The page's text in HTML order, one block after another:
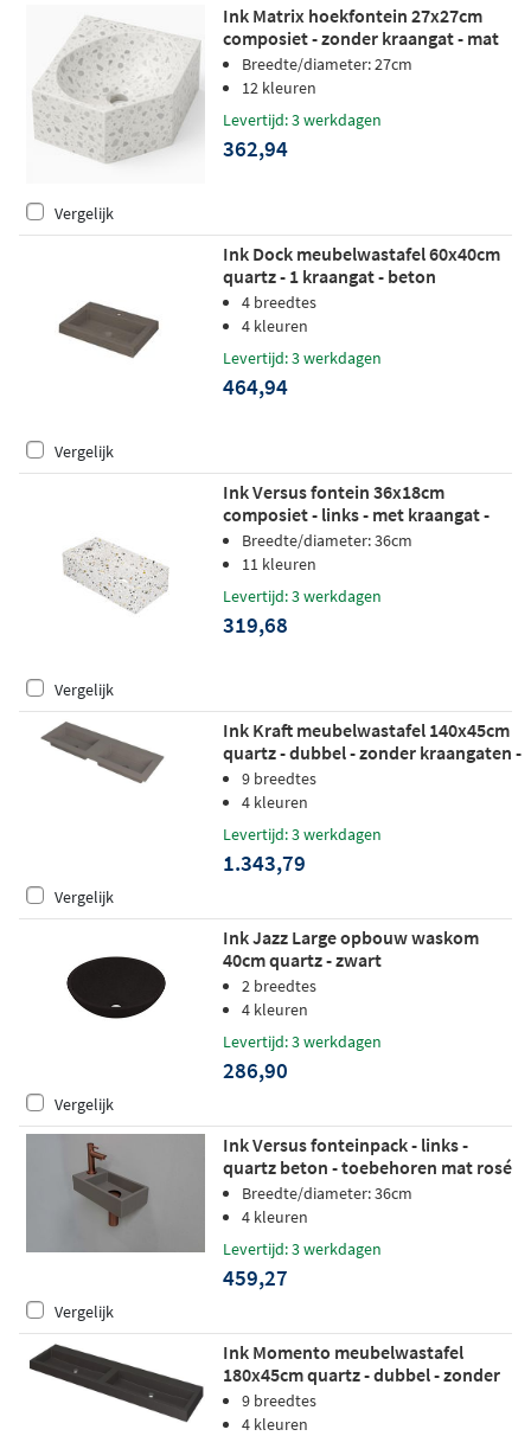
Ink Matrix hoekfontein 27x27cm
composiet - zonder kraangat - mat
wit terrazzo
Breedte/diameter: 27cm
12 kleuren
Levertijd: 3 werkdagen
362,94
Vergelijk
Ink Dock meubelwastafel 60x40cm
quartz - 1 kraangat - beton
4 breedtes
4 kleuren
Levertijd: 3 werkdagen
464,94
Vergelijk
Ink Versus fontein 36x18cm
composiet - links - met kraangat -
mat multi terrazzo
Breedte/diameter: 36cm
11 kleuren
Levertijd: 3 werkdagen
319,68
Vergelijk
Ink Kraft meubelwastafel 140x45cm
quartz - dubbel - zonder kraangaten -
beton
9 breedtes
4 kleuren
Levertijd: 3 werkdagen
1.343,79
Vergelijk
Ink Jazz Large opbouw waskom
40cm quartz - zwart
2 breedtes
4 kleuren
Levertijd: 3 werkdagen
286,90
Vergelijk
Ink Versus fonteinpack - links -
quartz beton - toebehoren mat rosé
goudBreedte/diameter: 36cm
4 kleuren
Levertijd: 3 werkdagen
459,27
Vergelijk
Ink Momento meubelwastafel
180x45cm quartz - dubbel - zonder
kraangaten - zwart
9 breedtes
4 kleuren